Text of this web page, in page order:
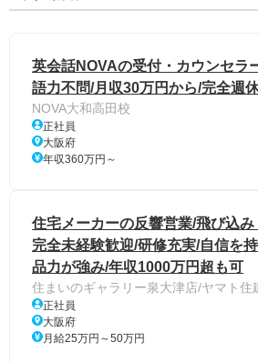
英会話NOVAの受付・カウンセラ
語力不問/月収30万円から/完全週
NOVA大和高田校
正社員
大阪府
年収360万円～
住宅メーカーの反響営業/飛び込
完全未経験歓迎/研修充実/自信を
品力が強み/年収1000万円超も可
住まいのギャラリー泉大津店/ヤマト住
正社員
大阪府
月給25万円～50万円